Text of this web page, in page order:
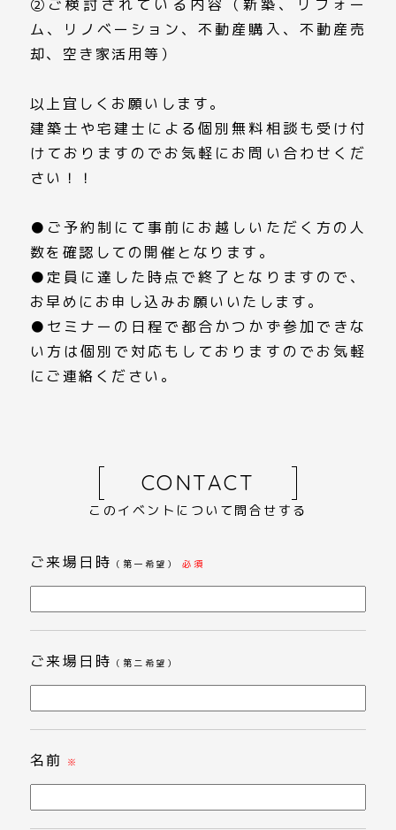
➁ご検討されている内容（新築、リフォー
ム、リノベーション、不動産購入、不動産売
却、空き家活用等）
以上宜しくお願いします。
建築士や宅建士による個別無料相談も受け付
けておりますのでお気軽にお問い合わせくだ
さい！！
●ご予約制にて事前にお越しいただく方の人
数を確認しての開催となります。
●定員に達した時点で終了となりますので、
お早めにお申し込みお願いいたします。
●セミナーの日程で都合かつかず参加できな
い方は個別で対応もしておりますのでお気軽
にご連絡ください。
CONTACT
このイベントについて問合せする
ご来場日時 （第一希望） 必須
ご来場日時 （第二希望）
名前 ※